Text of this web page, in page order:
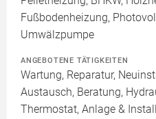
Fußbodenheizung,
Umwälzpumpe
ANGEBOTENE TÄTIGKEITEN
Wartung, Reparatur,
Austausch, Beratung,
Thermostat, Anlage &